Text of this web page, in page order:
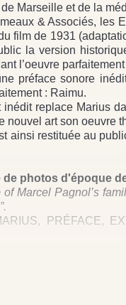
Marseille et de la
& Associés,
film de 1931
la version
l’oeuvre
préface sonore
: Raimu.
replace Marius
nouvel art son oeuvre
ainsi restituée au
photos d'époque
Marcel Pagnol’s
PRÉFACE,
4 - 11 & 16 :